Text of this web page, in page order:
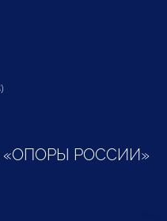
«ОПОРЫ РОССИИ»